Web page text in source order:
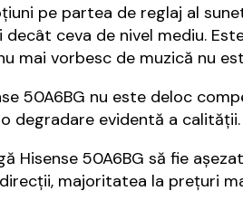
pe partea de reglaj al
ceva de nivel mediu.
mai vorbesc de muzică nu
50A6BG nu este deloc
degradare evidentă a calității.
Hisense 50A6BG să fie
majoritatea la prețuri